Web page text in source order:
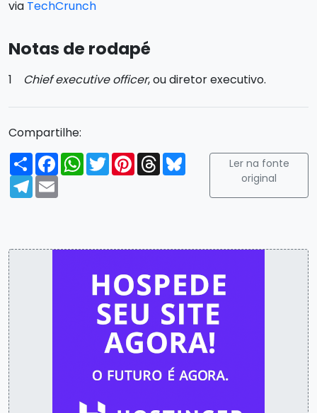
via TechCrunch
Notas de rodapé
1 Chief executive officer, ou diretor executivo.
Compartilhe:
Compartilhar
FacebookWhatsApp
TwitterPinterest
ThreadsBluesky
Telegram
Email
Ler na fonte
original